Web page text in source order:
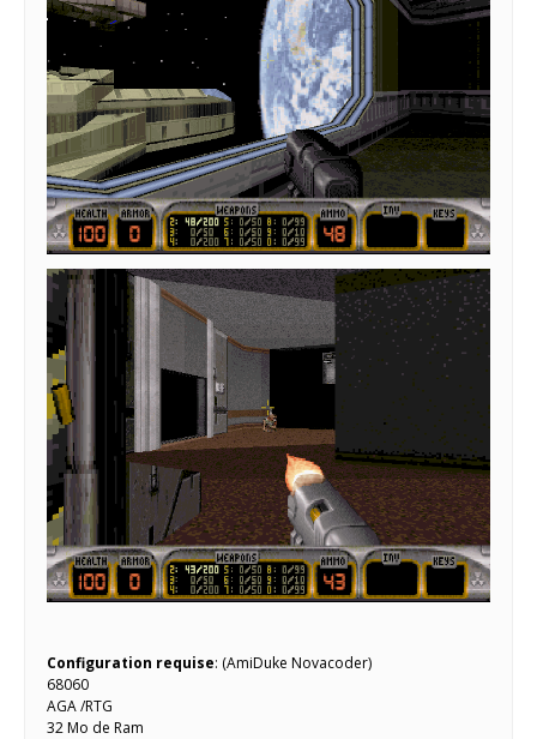
Configuration requise: (AmiDuke Novacoder)
68060
AGA /RTG
32 Mo de Ram